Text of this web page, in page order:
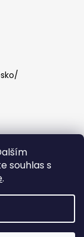
souhlas s
.